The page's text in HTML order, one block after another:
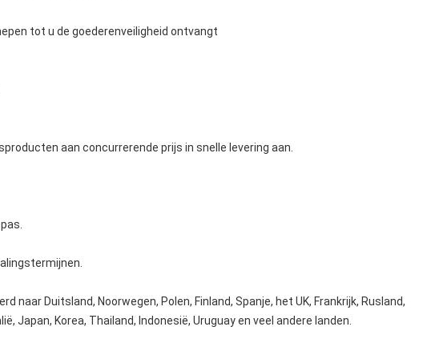
tot u de goederenveiligheid ontvangt
aan concurrerende prijs in snelle levering aan.
naar Duitsland, Noorwegen, Polen, Finland, Spanje, het UK, Frankrijk, Rusland,
Japan, Korea, Thailand, Indonesië, Uruguay en veel andere landen.